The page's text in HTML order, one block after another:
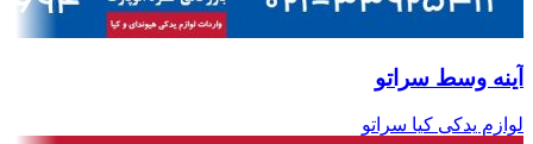
آینه وسط سراتو
لوازم یدکی کیا سراتو